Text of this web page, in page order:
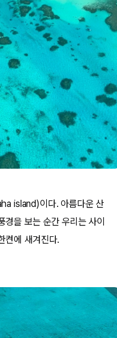
island)이다. 아름다운 산
을 보는 순간 우리는 사이
켠에 새겨진다.